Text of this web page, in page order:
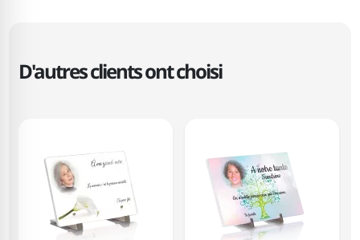
D'autres clients ont choisi